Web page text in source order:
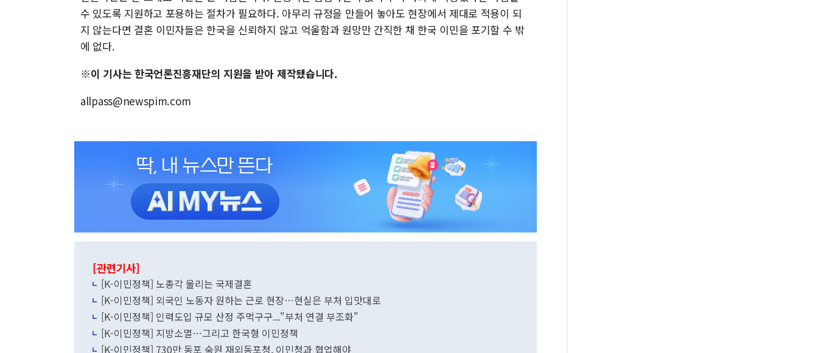
수 있도록 지원하고 포용하는 절차가 필요하다. 아무리 규정을 만들어 놓아도 현장에서 제대로 적용이 되
지 않는다면 결혼 이민자들은 한국을 신뢰하지 않고 억울함과 원망만 간직한 채 한국 이민을 포기할 수 밖
에 없다.
※이 기사는 한국언론진흥재단의 지원을 받아 제작됐습니다.
allpass@newspim.com
[관련기사]
[K-이민정책] 노총각 울리는 국제결혼
[K-이민정책] 외국인 노동자 원하는 근로 현장…현실은 부처 입맛대로
[K-이민정책] 인력도입 규모 산정 주먹구구..."부처 연결 부조화"
[K-이민정책] 지방소멸…그리고 한국형 이민정책
[K-이민정책] 730만 동포 숙원 재외동포청, 이민청과 협업해야